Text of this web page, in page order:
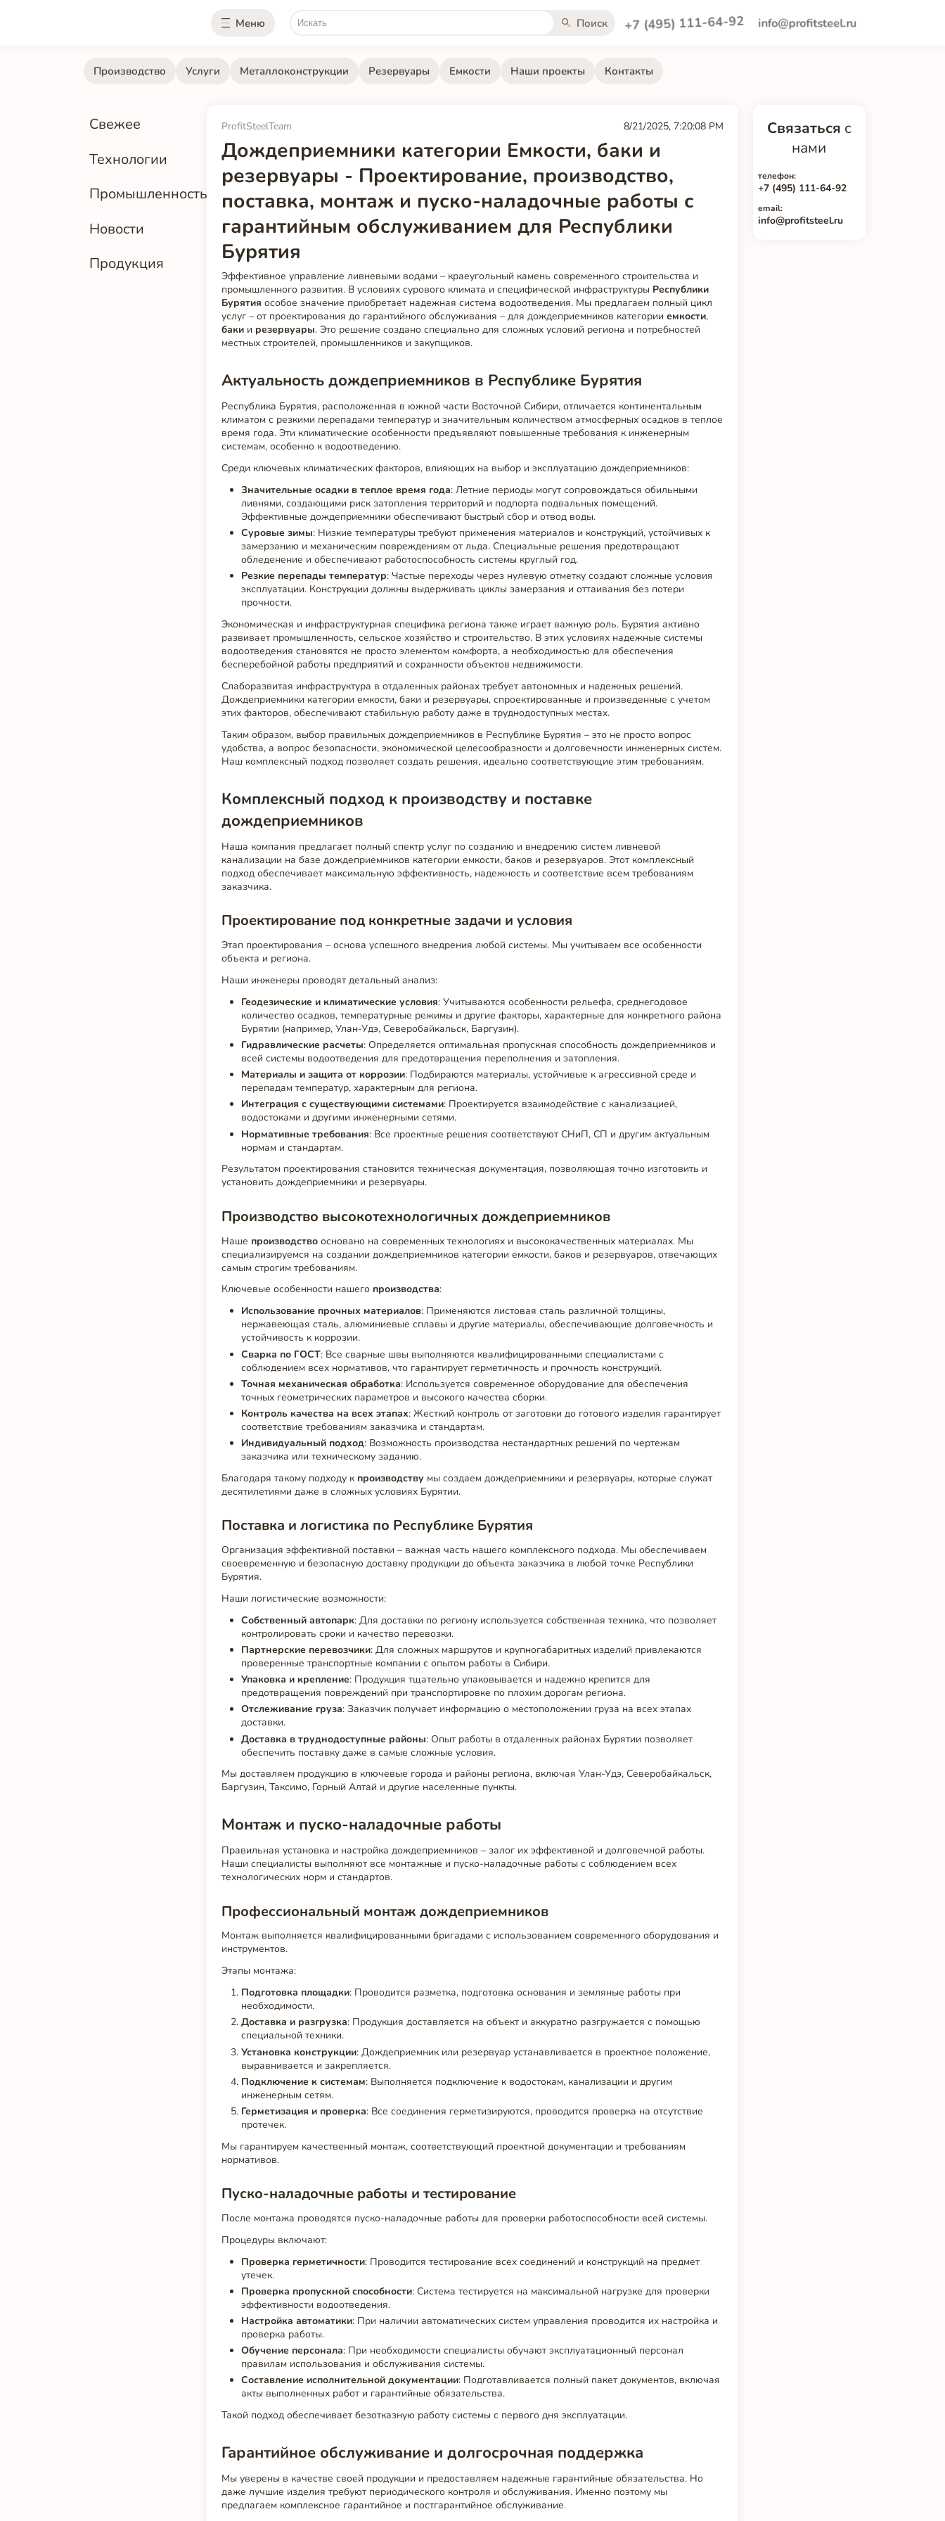
Меню Поиск +7 (495) 111-64-92 info@profitsteel.ru
Производство Услуги Металлоконструкции Резервуары Емкости Наши проекты Контакты
Свежее
Технологии
Промышленность
Новости
Продукция
ProfitSteelTeam 8/21/2025, 7:20:08 PM
Дождеприемники категории Емкости, баки и
резервуары - Проектирование, производство,
поставка, монтаж и пуско-наладочные работы с
гарантийным обслуживанием для Республики
Бурятия
Эффективное управление ливневыми водами – краеугольный камень современного строительства и
промышленного развития. В условиях сурового климата и специфической инфраструктуры Республики
Бурятия особое значение приобретает надежная система водоотведения. Мы предлагаем полный цикл
услуг – от проектирования до гарантийного обслуживания – для дождеприемников категорииемкости,
баки и резервуары. Это решение создано специально для сложных условий региона и потребностей
местных строителей, промышленников и закупщиков.
Актуальность дождеприемников в Республике Бурятия
Республика Бурятия, расположенная в южной части Восточной Сибири, отличается континентальным
климатом с резкими перепадами температур и значительным количеством атмосферных осадков в теплое
время года. Эти климатические особенности предъявляют повышенные требования к инженерным
системам, особенно к водоотведению.
Среди ключевых климатических факторов, влияющих на выбор и эксплуатацию дождеприемников:
Значительные осадки в теплое время года: Летние периоды могут сопровождаться обильными
ливнями, создающими риск затопления территорий и подпорта подвальных помещений.
Эффективные дождеприемники обеспечивают быстрый сбор и отвод воды.
Суровые зимы: Низкие температуры требуют применения материалов и конструкций, устойчивых к
замерзанию и механическим повреждениям от льда. Специальные решения предотвращают
обледенение и обеспечивают работоспособность системы круглый год.
Резкие перепады температур: Частые переходы через нулевую отметку создают сложные условия
эксплуатации. Конструкции должны выдерживать циклы замерзания и оттаивания без потери
прочности.
Экономическая и инфраструктурная специфика региона также играет важную роль. Бурятия активно
развивает промышленность, сельское хозяйство и строительство. В этих условиях надежные системы
водоотведения становятся не просто элементом комфорта, а необходимостью для обеспечения
бесперебойной работы предприятий и сохранности объектов недвижимости.
Слаборазвитая инфраструктура в отдаленных районах требует автономных и надежных решений.
Дождеприемники категории емкости, баки и резервуары, спроектированные и произведенные с учетом
этих факторов, обеспечивают стабильную работу даже в труднодоступных местах.
Таким образом, выбор правильных дождеприемников в Республике Бурятия – это не просто вопрос
удобства, а вопрос безопасности, экономической целесообразности и долговечности инженерных систем.
Наш комплексный подход позволяет создать решения, идеально соответствующие этим требованиям.
Комплексный подход к производству и поставке
дождеприемников
Наша компания предлагает полный спектр услуг по созданию и внедрению систем ливневой
канализации на базе дождеприемников категории емкости, баков и резервуаров. Этот комплексный
подход обеспечивает максимальную эффективность, надежность и соответствие всем требованиям
заказчика.
Проектирование под конкретные задачи и условия
Этап проектирования – основа успешного внедрения любой системы. Мы учитываем все особенности
объекта и региона.
Наши инженеры проводят детальный анализ:
Геодезические и климатические условия: Учитываются особенности рельефа, среднегодовое
количество осадков, температурные режимы и другие факторы, характерные для конкретного района
Бурятии (например, Улан-Удэ, Северобайкальск, Баргузин).
Гидравлические расчеты: Определяется оптимальная пропускная способность дождеприемников и
всей системы водоотведения для предотвращения переполнения и затопления.
Материалы и защита от коррозии: Подбираются материалы, устойчивые к агрессивной среде и
перепадам температур, характерным для региона.
Интеграция с существующими системами: Проектируется взаимодействие с канализацией,
водостоками и другими инженерными сетями.
Нормативные требования: Все проектные решения соответствуют СНиП, СП и другим актуальным
нормам и стандартам.
Результатом проектирования становится техническая документация, позволяющая точно изготовить и
установить дождеприемники и резервуары.
Производство высокотехнологичных дождеприемников
Наше производство основано на современных технологиях и высококачественных материалах. Мы
специализируемся на создании дождеприемников категории емкости, баков и резервуаров, отвечающих
самым строгим требованиям.
Ключевые особенности нашего производства:
Использование прочных материалов: Применяются листовая сталь различной толщины,
нержавеющая сталь, алюминиевые сплавы и другие материалы, обеспечивающие долговечность и
устойчивость к коррозии.
Сварка по ГОСТ: Все сварные швы выполняются квалифицированными специалистами с
соблюдением всех нормативов, что гарантирует герметичность и прочность конструкций.
Точная механическая обработка: Используется современное оборудование для обеспечения
точных геометрических параметров и высокого качества сборки.
Контроль качества на всех этапах: Жесткий контроль от заготовки до готового изделия гарантирует
соответствие требованиям заказчика и стандартам.
Индивидуальный подход: Возможность производства нестандартных решений по чертежам
заказчика или техническому заданию.
Благодаря такому подходу к производству мы создаем дождеприемники и резервуары, которые служат
десятилетиями даже в сложных условиях Бурятии.
Поставка и логистика по Республике Бурятия
Организация эффективной поставки – важная часть нашего комплексного подхода. Мы обеспечиваем
своевременную и безопасную доставку продукции до объекта заказчика в любой точке Республики
Бурятия.
Наши логистические возможности:
Собственный автопарк: Для доставки по региону используется собственная техника, что позволяет
контролировать сроки и качество перевозки.
Партнерские перевозчики: Для сложных маршрутов и крупногабаритных изделий привлекаются
проверенные транспортные компании с опытом работы в Сибири.
Упаковка и крепление: Продукция тщательно упаковывается и надежно крепится для
предотвращения повреждений при транспортировке по плохим дорогам региона.
Отслеживание груза: Заказчик получает информацию о местоположении груза на всех этапах
доставки.
Доставка в труднодоступные районы: Опыт работы в отдаленных районах Бурятии позволяет
обеспечить поставку даже в самые сложные условия.
Мы доставляем продукцию в ключевые города и районы региона, включая Улан-Удэ, Северобайкальск,
Баргузин, Таксимо, Горный Алтай и другие населенные пункты.
Монтаж и пуско-наладочные работы
Правильная установка и настройка дождеприемников – залог их эффективной и долговечной работы.
Наши специалисты выполняют все монтажные и пуско-наладочные работы с соблюдением всех
технологических норм и стандартов.
Профессиональный монтаж дождеприемников
Монтаж выполняется квалифицированными бригадами с использованием современного оборудования и
инструментов.
Этапы монтажа:
Подготовка площадки: Проводится разметка, подготовка основания и земляные работы при
необходимости.
Доставка и разгрузка: Продукция доставляется на объект и аккуратно разгружается с помощью
специальной техники.
Установка конструкции: Дождеприемник или резервуар устанавливается в проектное положение,
выравнивается и закрепляется.
Подключение к системам: Выполняется подключение к водостокам, канализации и другим
инженерным сетям.
Герметизация и проверка: Все соединения герметизируются, проводится проверка на отсутствие
протечек.
Мы гарантируем качественный монтаж, соответствующий проектной документации и требованиям
нормативов.
Пуско-наладочные работы и тестирование
После монтажа проводятся пуско-наладочные работы для проверки работоспособности всей системы.
Процедуры включают:
Проверка герметичности: Проводится тестирование всех соединений и конструкций на предмет
утечек.
Проверка пропускной способности: Система тестируется на максимальной нагрузке для проверки
эффективности водоотведения.
Настройка автоматики: При наличии автоматических систем управления проводится их настройка и
проверка работы.
Обучение персонала: При необходимости специалисты обучают эксплуатационный персонал
правилам использования и обслуживания системы.
Составление исполнительной документации: Подготавливается полный пакет документов, включая
акты выполненных работ и гарантийные обязательства.
Такой подход обеспечивает безотказную работу системы с первого дня эксплуатации.
Гарантийное обслуживание и долгосрочная поддержка
Мы уверены в качестве своей продукции и предоставляем надежные гарантийные обязательства. Но
даже лучшие изделия требуют периодического контроля и обслуживания. Именно поэтому мы
предлагаем комплексное гарантийное и постгарантийное обслуживание.
Связаться с
нами
телефон:
+7 (495) 111-64-92
email:
info@profitsteel.ru